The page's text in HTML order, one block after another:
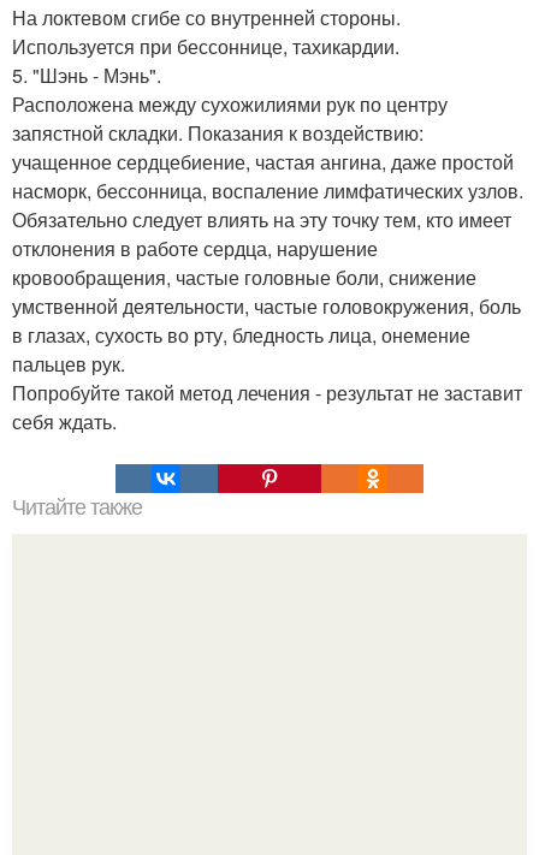
На локтевом сгибе со внутренней стороны.
Используется при бессоннице, тахикардии.
5. "Шэнь - Мэнь".
Расположена между сухожилиями рук по центру
запястной складки. Показания к воздействию:
учащенное сердцебиение, частая ангина, даже простой
насморк, бессонница, воспаление лимфатических узлов.
Обязательно следует влиять на эту точку тем, кто имеет
отклонения в работе сердца, нарушение
кровообращения, частые головные боли, снижение
умственной деятельности, частые головокружения, боль
в глазах, сухость во рту, бледность лица, онемение
пальцев рук.
Попробуйте такой метод лечения - результат не заставит
себя ждать.
Читайте также